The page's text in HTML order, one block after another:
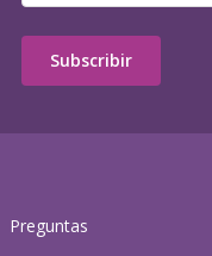
Preguntas
Subscribir